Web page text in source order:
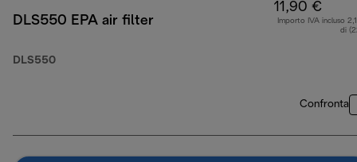
DLS550 EPA air filter
DLS550
11,90 €
Importo IVA incluso
di
Confronta